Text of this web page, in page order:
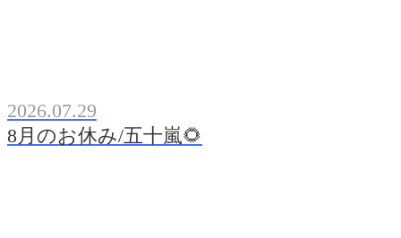
2026.07.29
8月のお休み/五十嵐🌻